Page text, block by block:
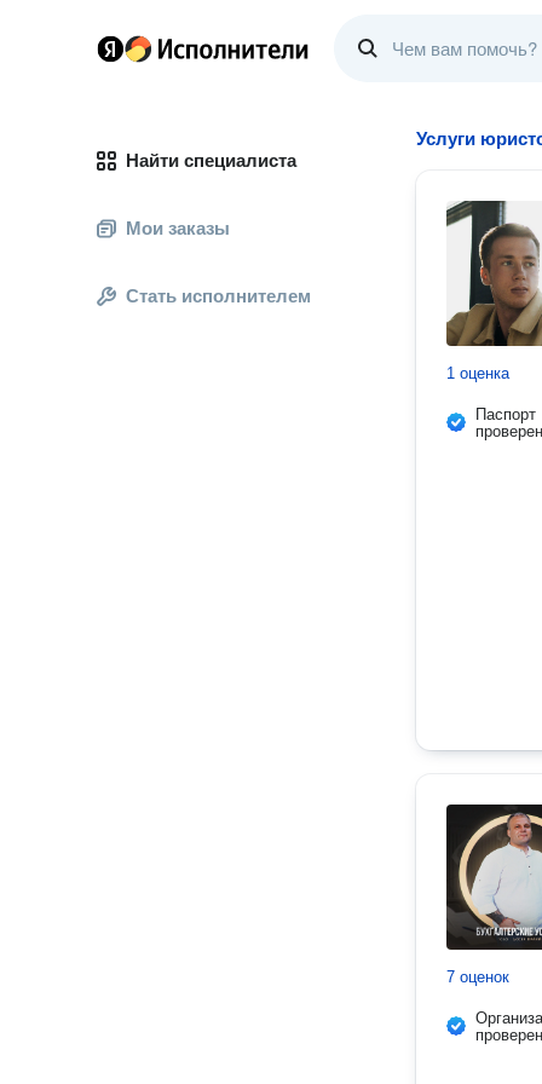
Найти специалиста
Мои заказы
Стать исполнителем
Услуги
1 оценка
Паспорт
проверен
7 оценок